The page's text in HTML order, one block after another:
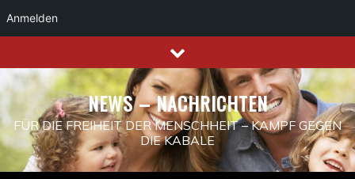
Anmelden
to
content
NEWS – NACHRICHTEN
FÜR DIE FREIHEIT DER MENSCHHEIT – KAMPF GEGEN
DIE KABALE